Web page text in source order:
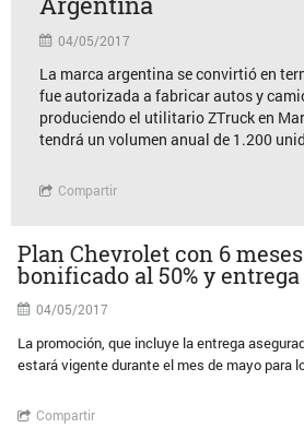
04/05/2017
La marca argentina se convirtió en
fue autorizada a fabricar autos y
produciendo el utilitario ZTruck en
tendrá un volumen anual de 1.200
Compartir
Plan Chevrolet con 6
bonificado al 50% y
04/05/2017
La promoción, que incluye la entrega
estará vigente durante el mes de mayo para
Compartir